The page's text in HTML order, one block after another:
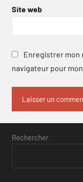
Site web
Enregistrer mon
navigateur pour
Rechercher